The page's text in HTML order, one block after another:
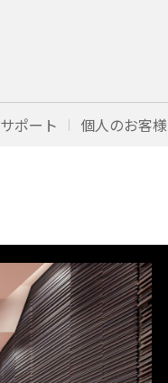
サポート 個人のお客様